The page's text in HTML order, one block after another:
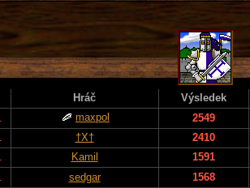
Hráč Výsledek
maxpol 2549
†X† 2410
Kamil 1591
sedgar 1568